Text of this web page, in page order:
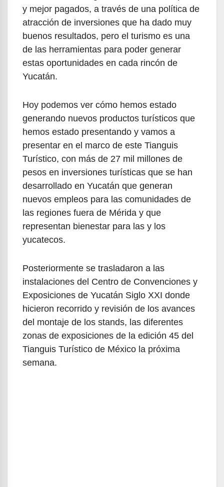
y mejor pagados, a través de una política de
atracción de inversiones que ha dado muy
buenos resultados, pero el turismo es una
de las herramientas para poder generar
estas oportunidades en cada rincón de
Yucatán.
Hoy podemos ver cómo hemos estado
generando nuevos productos turísticos que
hemos estado presentando y vamos a
presentar en el marco de este Tianguis
Turístico, con más de 27 mil millones de
pesos en inversiones turísticas que se han
desarrollado en Yucatán que generan
nuevos empleos para las comunidades de
las regiones fuera de Mérida y que
representan bienestar para las y los
yucatecos.
Posteriormente se trasladaron a las
instalaciones del Centro de Convenciones y
Exposiciones de Yucatán Siglo XXI donde
hicieron recorrido y revisión de los avances
del montaje de los stands, las diferentes
zonas de exposiciones de la edición 45 del
Tianguis Turístico de México la próxima
semana.